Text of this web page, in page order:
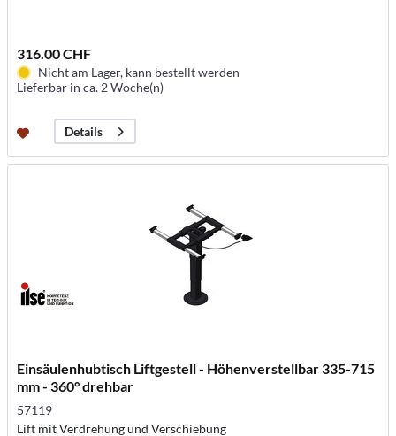
316.00 CHF
Nicht am Lager, kann bestellt werden
Lieferbar in ca. 2 Woche(n)
Details
Einsäulenhubtisch Liftgestell - Höhenverstellbar 335-715
mm - 360° drehbar
57119
Lift mit Verdrehung und Verschiebung